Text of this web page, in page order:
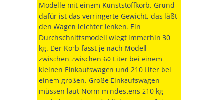
Modelle mit einem Kunststoffkorb. Grund
dafür ist das verringerte Gewicht, das läßt
den Wagen leichter lenken. Ein
Durchschnittsmodell wiegt immerhin 30
kg. Der Korb fasst je nach Modell
zwischen zwischen 60 Liter bei einem
kleinen Einkaufswagen und 210 Liter bei
einem großen. Große Einkaufswagen
müssen laut Norm mindestens 210 kg